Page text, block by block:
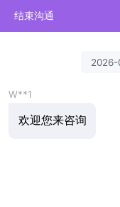
结束沟通
2026-
W**1
欢迎您来咨询